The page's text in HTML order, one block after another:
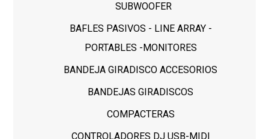
SUBWOOFER
BAFLES PASIVOS - LINE ARRAY -
PORTABLES -MONITORES
BANDEJA GIRADISCO ACCESORIOS
BANDEJAS GIRADISCOS
COMPACTERAS
CONTROLADORES DJ USB-MIDI